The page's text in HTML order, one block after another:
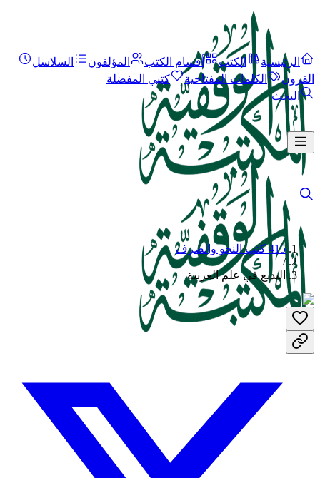
الرئيسية الكتب أقسام الكتب المؤلفون
السلاسل
القرون
الكلمات المفتاحية
كتبي المفضلة
البحث
415 كتب النحو والصرف
/
البديع في علم العربية